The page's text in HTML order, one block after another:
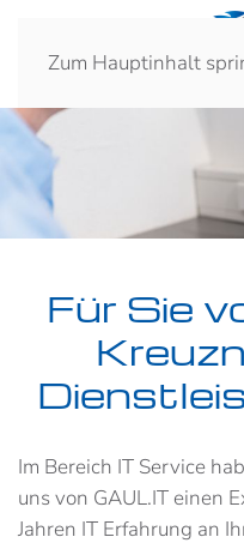
Zum Hauptinhalt
Für Sie
Im Bereich IT Service
uns von GAUL.IT einen
Jahren IT Erfahrung an